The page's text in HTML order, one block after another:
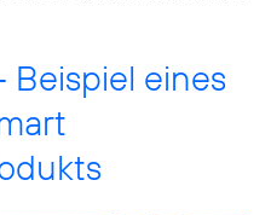
Beispiel eines